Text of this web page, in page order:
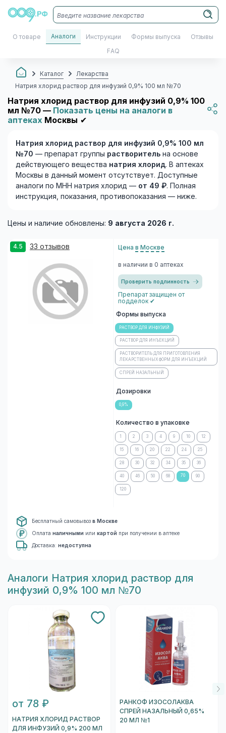
О товаре Аналоги Инструкции Формы выпуска Отзывы
FAQ
Каталог
Лекарства
Натрия хлорид раствор для инфузий 0,9% 100 мл №70
Натрия хлорид раствор для инфузий 0,9% 100
мл №70 — Показать цены на аналоги в
аптеках Москвы ✔
Натрия хлорид раствор для инфузий 0,9% 100 мл
№70 — препарат группы растворитель на основе
действующего вещества натрия хлорид. В аптеках
Москвы в данный момент отсутствует. Доступные
аналоги по МНН натрия хлорид — от 49 ₽. Полная
инструкция, показания, противопоказания — ниже.
Цены и наличие обновлены: 9 августа 2026 г.
4.5 33 отзывов Цена в Москве
в наличии в 0 аптеках
Проверить подлинность
Препарат защищен от
подделок ✔
Формы выпуска
РАСТВОР ДЛЯ ИНФУЗИЙ
РАСТВОР ДЛЯ ИНЪЕКЦИЙ
РАСТВОРИТЕЛЬ ДЛЯ ПРИГОТОВЛЕНИЯ
ЛЕКАРСТВЕННЫХ ФОРМ ДЛЯ ИНЪЕКЦИЙ
СПРЕЙ НАЗАЛЬНЫЙ
Дозировки
0,9%
Количество в упаковке
1 2 3 4 9 10 12
15 16 20 22 24 25
28 30 32 34 35 36
40 46 50 68 70 90
120
Бесплатный самовывоз в Москве
Оплата наличными или картой при получении в аптеке
Доставка: недоступна
Aналоги Натрия хлорид раствор для
инфузий 0,9% 100 мл №70
от 78 ₽
НАТРИЯ ХЛОРИД РАСТВОР
ДЛЯ ИНФУЗИЙ 0,9% 200 МЛ
РАНКОФ ИЗОСОЛАКВА
СПРЕЙ НАЗАЛЬНЫЙ 0,65%
20 МЛ №1